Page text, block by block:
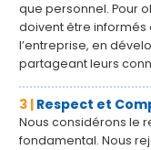
que personnel. Pour
doivent être informés
l’entreprise, en
partageant leurs
3 | Respect et
Nous considérons le
fondamental. Nous